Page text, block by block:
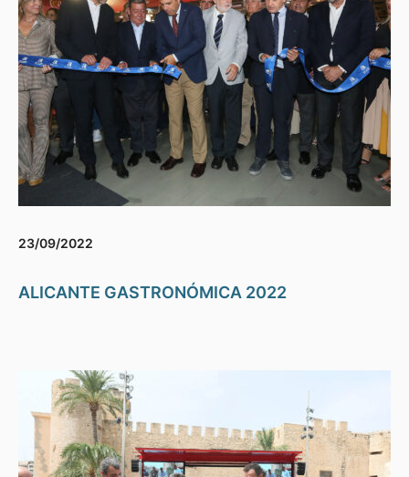
23/09/2022
ALICANTE GASTRONÓMICA 2022